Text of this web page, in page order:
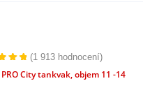
(1 913 hodnocení)
City tankvak, objem 11 -14